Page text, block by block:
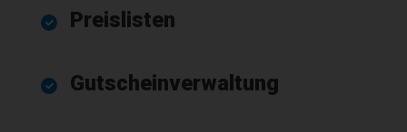
Preislisten
Gutscheinverwaltung